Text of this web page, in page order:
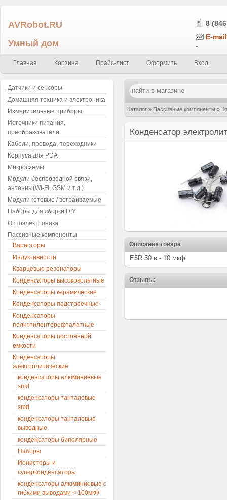
AVRobot.RU
Умный дом
8
E-
-
Главная Корзина Прайс-лист Оформить Вход
Каталог » Пассивные компоненты »
Конденсатор
Описание товара
E5R 50 в - 10 мкф
Отзывы:
Датчики и сенсоры
Домашняя техника и электроника
Измерительные приборы
Источники питания,
преобразователи
Кабели, провода, переходники
Корпуса для РЭА
Микросхемы
Модули беспроводной связи,
антенны(Wi-Fi, GSM и т.д.)
Модули готовые / встраиваемые
Наборы для сборки DIY
Оптоэлектроника
Пассивные компоненты
Варисторы
Индуктивности
Кварцевые резонаторы
Конденсаторы высоковольтные
Конденсаторы керамические
Конденсаторы подстроечные
Конденсаторы
полиэтилентерефталатные
Конденсаторы постоянной
емкости
Конденсаторы
электролитические
конденсаторы алюминиевые
smd
конденсаторы танталовые
smd
конденсаторы танталовые
выводные
конденсаторы биполярные
Наборы
Ионисторы и
суперконденсаторы
конденсаторы алюминиевые с
гибкими выводами < 100мкФ